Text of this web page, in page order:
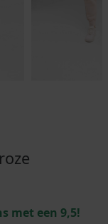
met een 9,5!